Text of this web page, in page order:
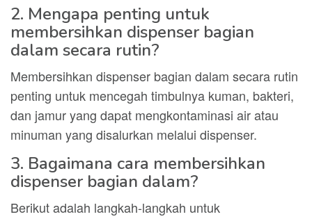
2. Mengapa penting untuk
membersihkan dispenser bagian
dalam secara rutin?
Membersihkan dispenser bagian dalam secara rutin
penting untuk mencegah timbulnya kuman, bakteri,
dan jamur yang dapat mengkontaminasi air atau
minuman yang disalurkan melalui dispenser.
3. Bagaimana cara membersihkan
dispenser bagian dalam?
Berikut adalah langkah-langkah untuk